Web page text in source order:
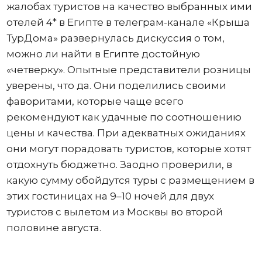
жалобах туристов на качество выбранных ими
отелей 4* в Египте в телеграм-канале «Крыша
ТурДома» развернулась дискуссия о том,
можно ли найти в Египте достойную
«четверку». Опытные представители розницы
уверены, что да. Они поделились своими
фаворитами, которые чаще всего
рекомендуют как удачные по соотношению
цены и качества. При адекватных ожиданиях
они могут порадовать туристов, которые хотят
отдохнуть бюджетно. Заодно проверили, в
какую сумму обойдутся туры с размещением в
этих гостиницах на 9–10 ночей для двух
туристов с вылетом из Москвы во второй
половине августа.